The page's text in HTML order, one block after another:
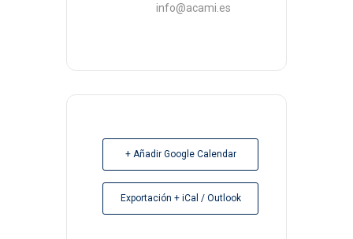
info@acami.es
+ Añadir Google Calendar
Exportación + iCal / Outlook